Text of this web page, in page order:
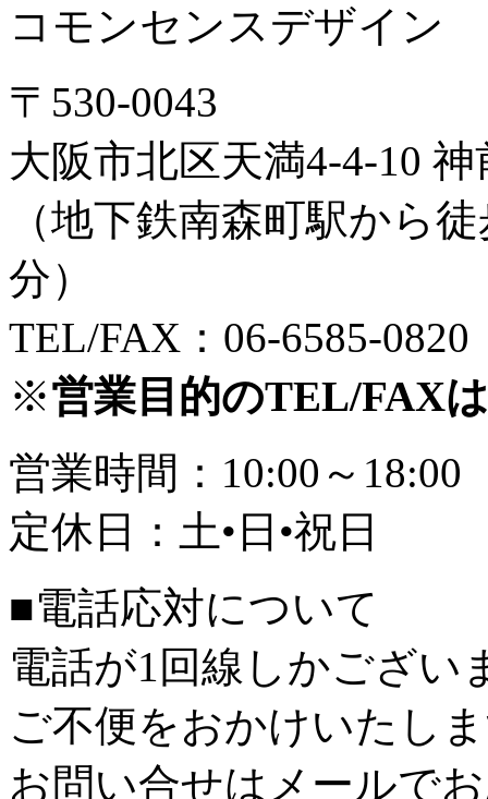
コモンセンスデザイン
〒530-0043
大阪市北区天満4-4-10
（地下鉄南森町駅から
分）
TEL/FAX：06-6585-0820
※営業目的のTEL/FAX
営業時間：10:00～18:00
定休日：土•日•祝日
■電話応対について
電話が1回線しかござい
ご不便をおかけいたし
お問い合せはメールで